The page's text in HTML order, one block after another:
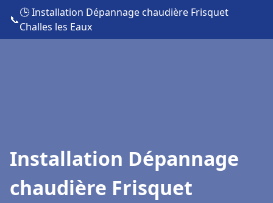
📞
🕒 Installation Dépannage chaudière Frisquet
Challes les Eaux
Installation Dépannage
chaudière Frisquet